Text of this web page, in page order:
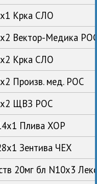
Крка СЛО
Вектор-Медика
Крка СЛО
Произв. мед. РОС
ЩВЗ РОС
Плива ХОР
Зентива ЧЕХ
20мг бл N10x3